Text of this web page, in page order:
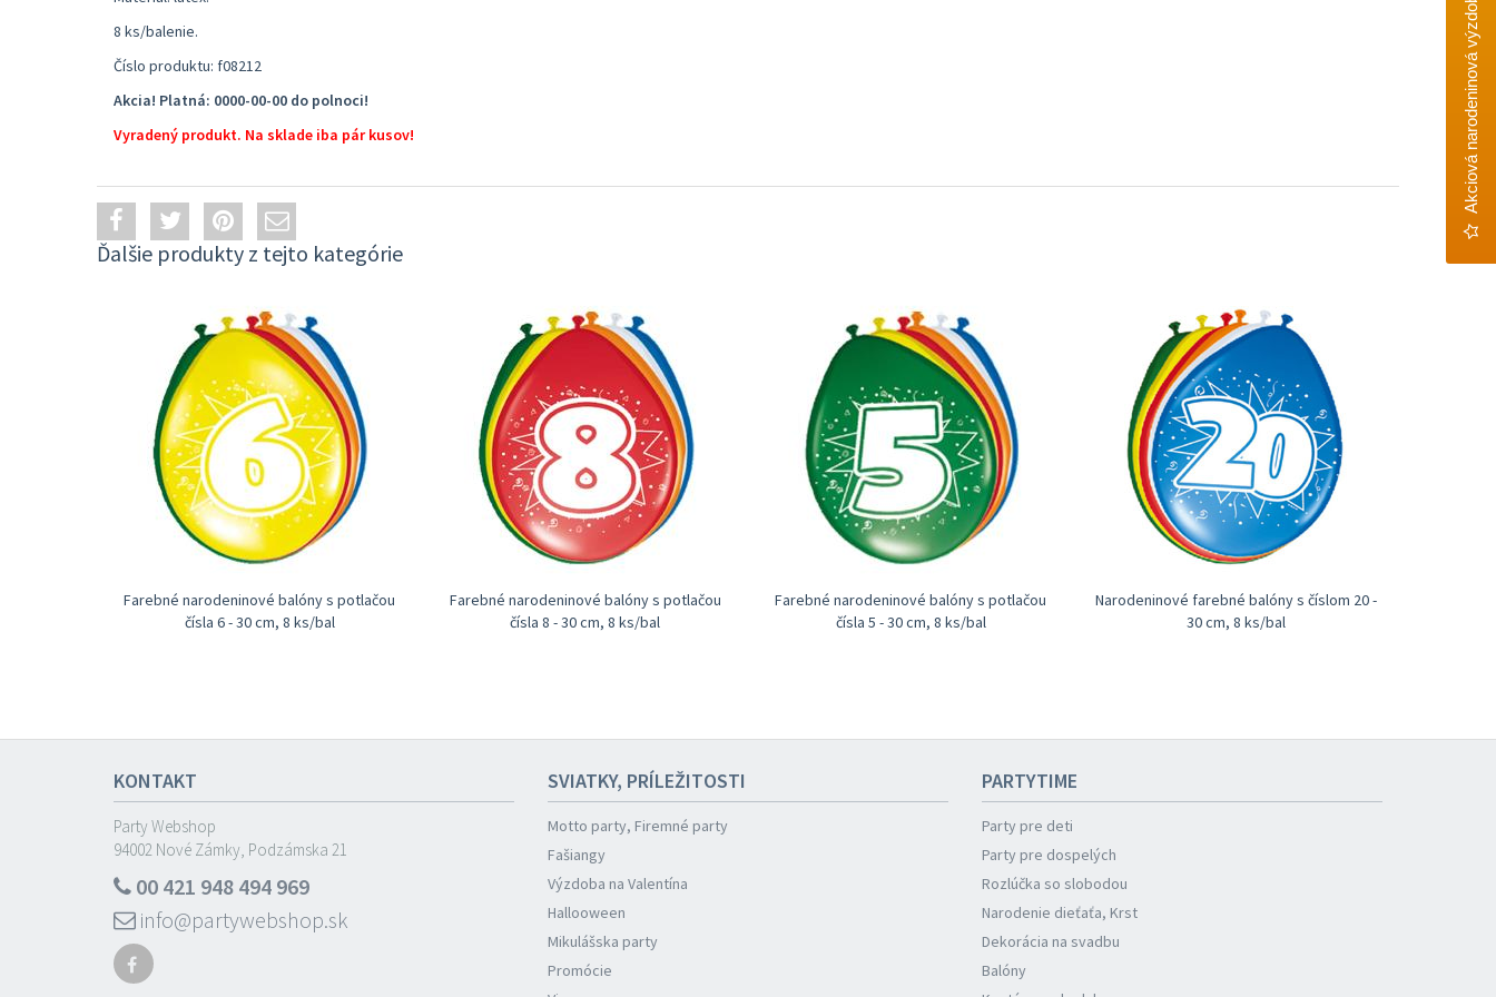
8 ks/balenie.
Číslo produktu: f08212
Akcia! Platná: 0000-00-00 do polnoci!
Vyradený produkt. Na sklade iba pár kusov!
Ďalšie produkty z tejto kategórie
Farebné narodeninové balóny s potlačou
čísla 6 - 30 cm, 8 ks/bal
Farebné narodeninové balóny s potlačou
čísla 8 - 30 cm, 8 ks/bal
Farebné narodeninové balóny s potlačou
čísla 5 - 30 cm, 8 ks/bal
Narodeninové farebné balóny s číslom 20 -
30 cm, 8 ks/bal
KONTAKT
Party Webshop
94002 Nové Zámky, Podzámska 21
00 421 948 494 969
info@partywebshop.sk
SVIATKY, PRÍLEŽITOSTI
Motto party, Firemné party
Fašiangy
Výzdoba na Valentína
Hallooween
Mikulášska party
Promócie
PARTYTIME
Party pre deti
Party pre dospelých
Rozlúčka so slobodou
Narodenie dieťaťa, Krst
Dekorácia na svadbu
Balóny
Akciová narodeninová výzdoba